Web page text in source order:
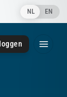
NL EN
050 - 85 091 28